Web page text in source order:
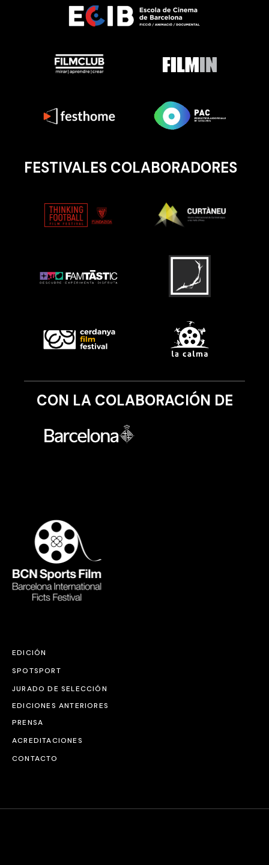
FESTIVALES COLABORADORES
CON LA COLABORACIÓN DE
EDICIÓN
SPOTSPORT
JURADO DE SELECCIÓN
EDICIONES ANTERIORES
PRENSA
ACREDITACIONES
CONTACTO